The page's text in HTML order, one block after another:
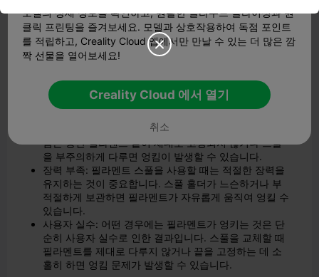
필라멘트 엉킴의 원인 이해하기
예방 방법을 알아보기 전에 필라멘트 엉킴의 근본 원인을 이
해하는 것이 중요합니다. 필라멘트 엉킴은 무작위로 발생하
인해 발생하는 경우가 많습니다. 다음은 필라멘트 엉킴
의 일반적인 원인 몇 가지입니다:
기 때문에 깔끔하고 정돈된 배열을 보장합니다. 그러나
감는 동안 필라멘트 끝이 제대로 고정되지 않거나 스풀
을 부주의하게 다루면 엉킴이 발생할 수 있습니다.
장력 부족: 필라멘트 스풀을 사용할 때는 적절한 장력을
유지하는 것이 중요합니다. 스풀 홀더가 느슨하거나 부
적절하게 보관하면 필라멘트가 자유롭게 움직여 엉킬 수
있습니다.
사용자 실수: 어떤 경우에는 필라멘트가 엉키는 것은 단
순히 사용자 실수로 인한 결과입니다. 스풀을 교체할 때
필라멘트를 제대로 다루지 않거나 끝을 고정하는 데 소
홀히 하면 엉킴 문제가 발생할 수 있습니다.

모델의 상세 정보를 확인하고, 원활한 클라우드 슬라이싱과 원
클릭 프린팅을 즐겨보세요. 모델과 상호작용하여 독점 포인트
를 적립하고, Creality Cloud 앱에서만 만날 수 있는 더 많은 깜
짝 선물을 열어보세요!
Creality Cloud 에서 열기
취소